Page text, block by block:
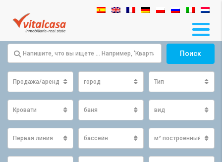
Поиск
Продажа/аренда город Тип
Кровати баня вид
Первая линия бассейн м² построенный